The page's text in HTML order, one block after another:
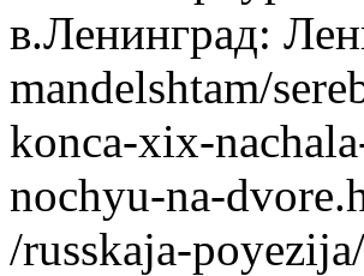
в.Ленинград:
mandelshtam/
konca-xix-
nochyu-na-
/russkaja-